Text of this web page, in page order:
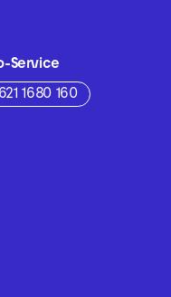
Service
1680 160